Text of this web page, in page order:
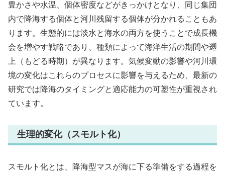
豊かさや水温、個体密度などがきっかけとなり、同じ集団
内で降海する個体と河川残留する個体が分かれることもあ
ります。生態的には淡水と海水の両方を使うことで成長機
会を増やす戦略であり、種類によって海洋生活の期間や遡
上（もどる時期）が異なります。気候変動の影響や河川環
境の変化はこれらのプロセスに影響を与えるため、最新の
研究では降海のタイミングと適応能力の可塑性が重視され
ています。
生理的変化（スモルト化）
スモルト化とは、降海型マスが海に下る準備をする過程を